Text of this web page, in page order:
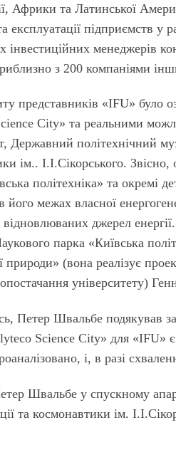
Африки та Латинської
експлуатації підприємств
інвестиційних менеджерів
з 200 компаніями
представників «IFU» було
Сity» та реальними
Державний політехнічний
ім.. І.І.Сікорського. Звісно,
політехніка» та окремі
його межах власної
джерел
парка «Київська
природи» (вона реалізує
університету)
Петер Швальбе подякував
Science Сity» для «IFU»
і, в разі
Швальбе у спускному
та космонавтики ім.